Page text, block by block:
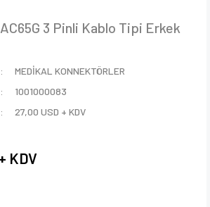
3 Pinli Kablo Tipi Erkek
MEDİKAL KONNEKTÖRLER
1001000083
27,00 USD + KDV
KDV